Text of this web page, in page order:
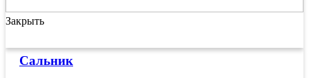
Закрыть
Сальник